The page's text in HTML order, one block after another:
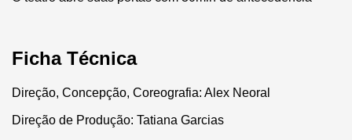
Ficha Técnica
Direção, Concepção, Coreografia: Alex Neoral
Direção de Produção: Tatiana Garcias